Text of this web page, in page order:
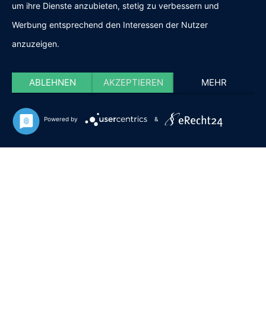
um ihre Dienste anzubieten, stetig zu verbessern und
Werbung entsprechend den Interessen der Nutzer
anzuzeigen.
ABLEHNEN AKZEPTIEREN MEHR
Powered by &